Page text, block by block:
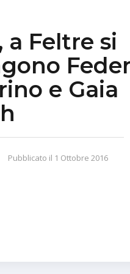
a Feltre si
e Gaia
Pubblicato il 1 Ottobre 2016